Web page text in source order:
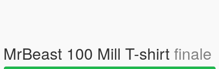
MrBeast 100 Mill T-shirtfinale